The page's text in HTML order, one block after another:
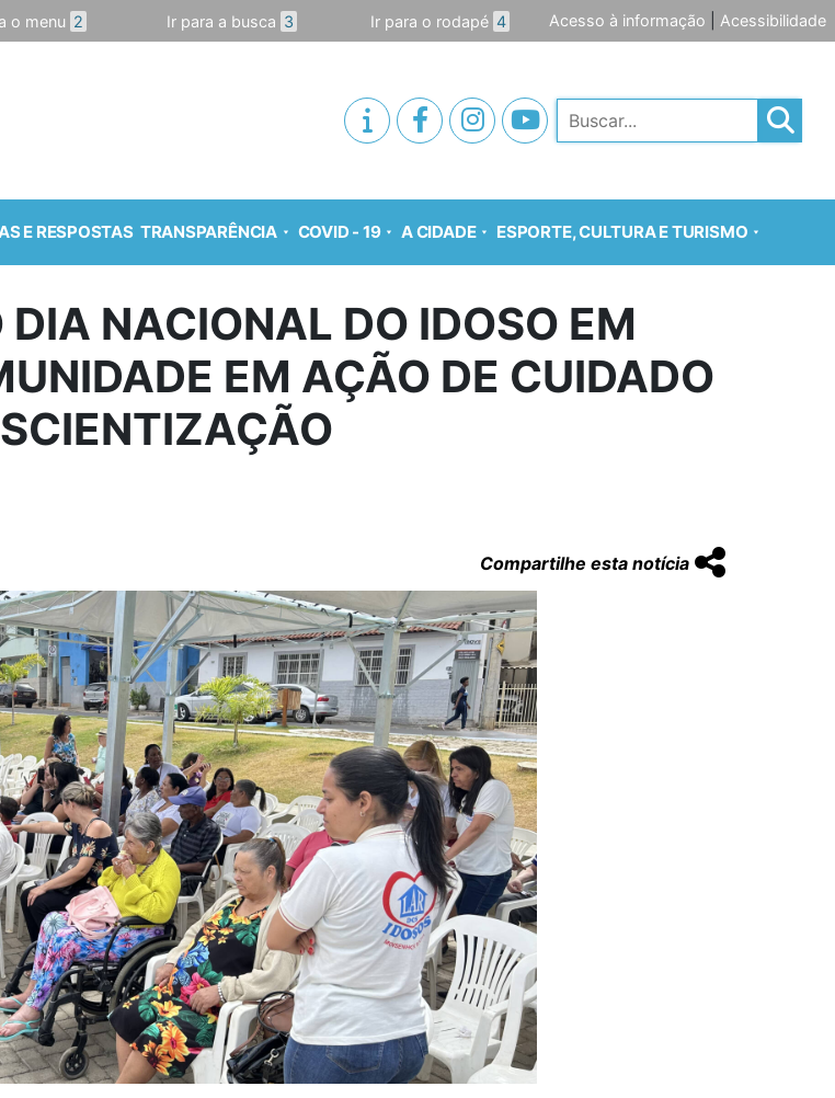
o menu 2 Ir para a busca 3 Ir para o rodapé 4 Acesso à informação Acessibilidade
Pesquisar
E RESPOSTAS TRANSPARÊNCIA COVID - 19 A CIDADE ESPORTE, CULTURA E TURISMO
NACIONAL DO IDOSO EM
EM AÇÃO DE CUIDADO
Compartilhe esta notícia